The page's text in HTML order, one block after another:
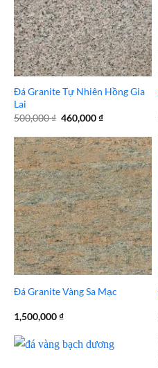
Đá Granite Tự Nhiên Hồng Gia
Lai
500,000₫ Giá
là:
500,000 ₫.
460,000₫Giá
tại
là:
460,000 ₫.
Đá Granite Vàng Sa Mạc
1,500,000₫